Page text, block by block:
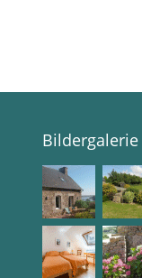
Bildergalerie